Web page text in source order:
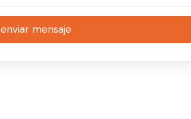
enviar mensaje